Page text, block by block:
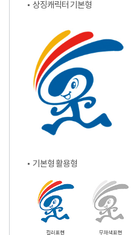
상징캐릭터 기본형
기본형 활용형